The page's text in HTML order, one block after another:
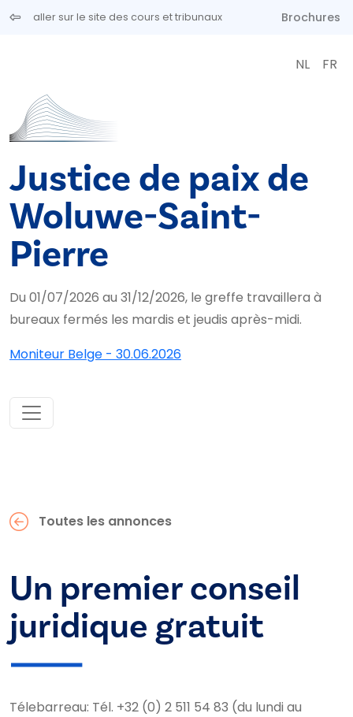
Aller au contenu principal
aller sur le site des cours et tribunaux Brochures
NL FR
Justice de paix de
Woluwe-Saint-
Pierre
Du 01/07/2026 au 31/12/2026, le greffe travaillera à
bureaux fermés les mardis et jeudis après-midi.
Moniteur Belge - 30.06.2026
Toutes les annonces
Un premier conseil
juridique gratuit
Télebarreau: Tél. +32 (0) 2 511 54 83 (du lundi au